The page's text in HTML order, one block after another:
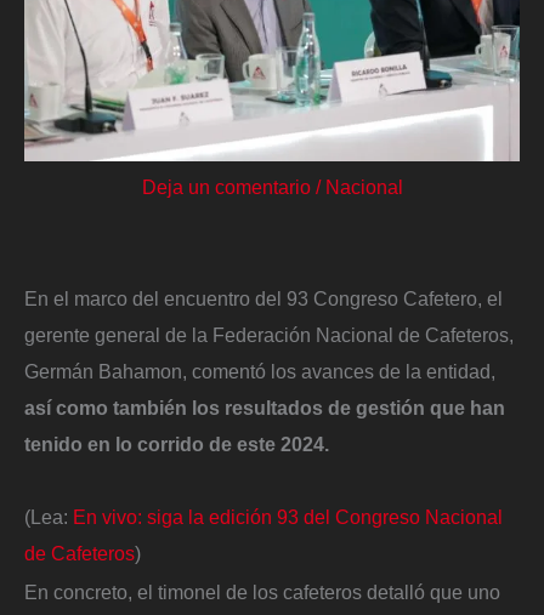
Deja un comentario / Nacional
En el marco del encuentro del 93 Congreso Cafetero, el
gerente general de la Federación Nacional de Cafeteros,
Germán Bahamon, comentó los avances de la entidad,
así como también los resultados de gestión que han
tenido en lo corrido de este 2024.
(Lea: En vivo: siga la edición 93 del Congreso Nacional
de Cafeteros)
En concreto, el timonel de los cafeteros detalló que uno